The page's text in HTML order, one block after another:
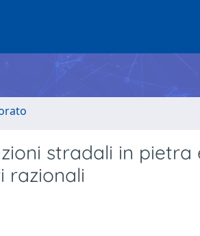
stradali in
razionali